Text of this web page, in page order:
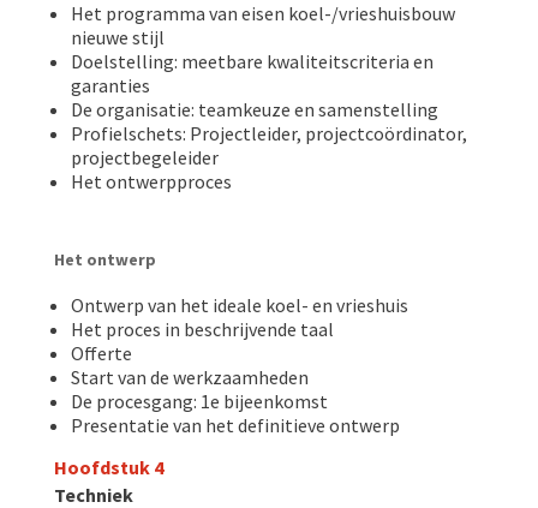
Het programma van eisen koel-/vrieshuisbouw
nieuwe stijl
Doelstelling: meetbare kwaliteitscriteria en
garanties
De organisatie: teamkeuze en samenstelling
Profielschets: Projectleider, projectcoördinator,
projectbegeleider
Het ontwerpproces
Het ontwerp
Ontwerp van het ideale koel- en vrieshuis
Het proces in beschrijvende taal
Offerte
Start van de werkzaamheden
De procesgang: 1e bijeenkomst
Presentatie van het definitieve ontwerp
Hoofdstuk 4
Techniek